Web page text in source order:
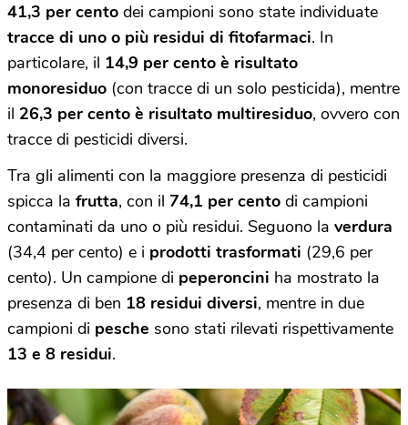
41,3 per cento dei campioni sono state individuate
tracce di uno o più residui di fitofarmaci. In
particolare, il 14,9 per cento è risultato
monoresiduo (con tracce di un solo pesticida), mentre
il 26,3 per cento è risultato multiresiduo, ovvero con
tracce di pesticidi diversi.
Tra gli alimenti con la maggiore presenza di pesticidi
spicca la frutta, con il 74,1 per cento di campioni
contaminati da uno o più residui. Seguono la verdura
(34,4 per cento) e i prodotti trasformati (29,6 per
cento). Un campione di peperoncini ha mostrato la
presenza di ben 18 residui diversi, mentre in due
campioni di pesche sono stati rilevati rispettivamente
13 e 8 residui.